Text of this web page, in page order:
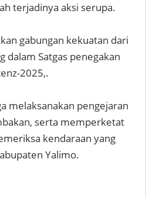
terjadinya aksi serupa.
gabungan kekuatan dari
dalam Satgas penegakan
2025,.
melaksanakan pengejaran
serta memperketat
kendaraan yang
Yalimo.